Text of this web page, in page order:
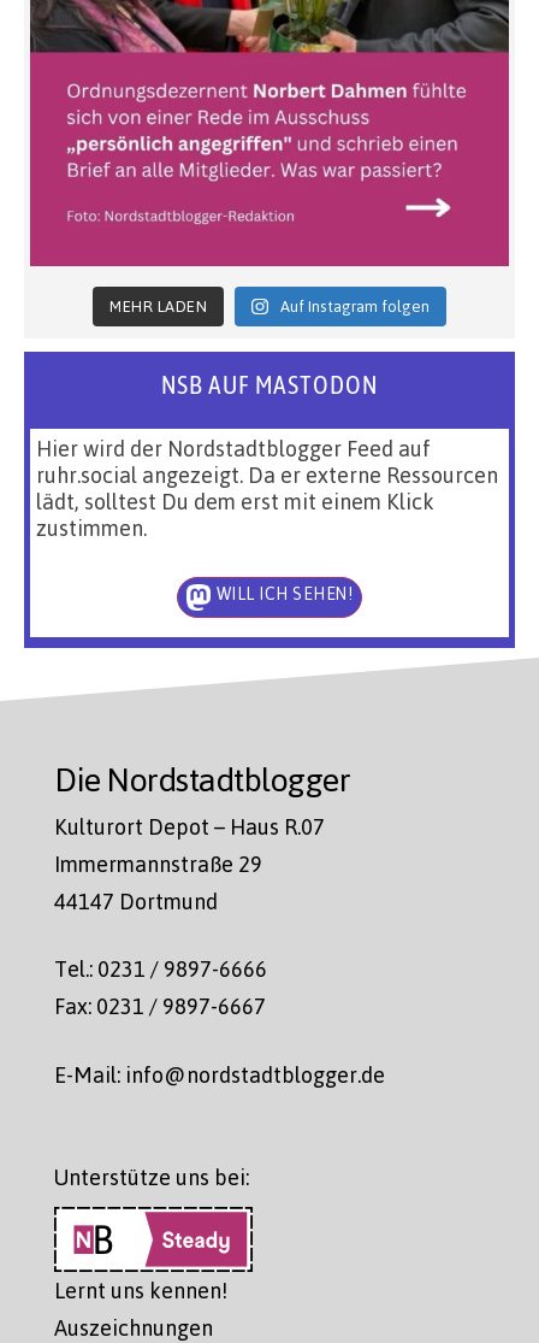
MEHR LADEN Auf Instagram folgen
NSB AUF MASTODON
Hier wird der Nordstadtblogger Feed auf
ruhr.social angezeigt. Da er externe Ressourcen
lädt, solltest Du dem erst mit einem Klick
zustimmen.
WILL ICH SEHEN!
Die Nordstadtblogger
Kulturort Depot – Haus R.07
Immermannstraße 29
44147 Dortmund
Tel.: 0231 / 9897-6666
Fax: 0231 / 9897-6667
E-Mail: info@nordstadtblogger.de
Unterstütze uns bei:
Lernt uns kennen!
Auszeichnungen